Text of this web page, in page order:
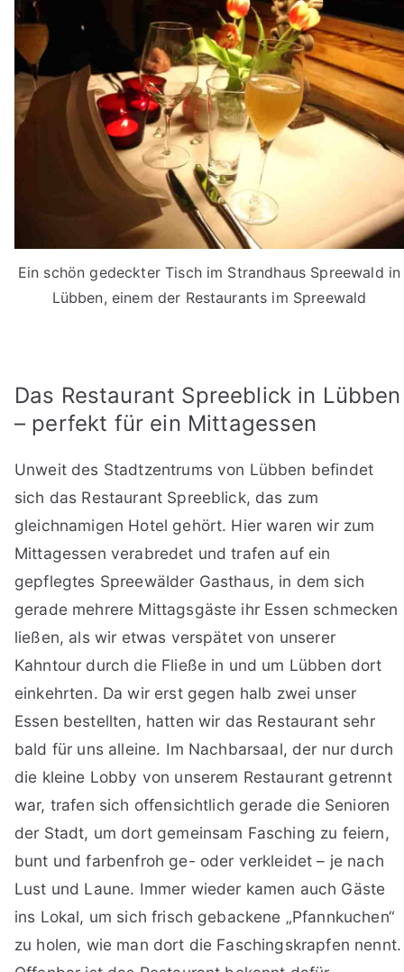
Ein schön gedeckter Tisch im Strandhaus Spreewald in
Lübben, einem der Restaurants im Spreewald
Das Restaurant Spreeblick in Lübben
– perfekt für ein Mittagessen
Unweit des Stadtzentrums von Lübben befindet
sich das Restaurant Spreeblick, das zum
gleichnamigen Hotel gehört. Hier waren wir zum
Mittagessen verabredet und trafen auf ein
gepflegtes Spreewälder Gasthaus, in dem sich
gerade mehrere Mittagsgäste ihr Essen schmecken
ließen, als wir etwas verspätet von unserer
Kahntour durch die Fließe in und um Lübben dort
einkehrten. Da wir erst gegen halb zwei unser
Essen bestellten, hatten wir das Restaurant sehr
bald für uns alleine. Im Nachbarsaal, der nur durch
die kleine Lobby von unserem Restaurant getrennt
war, trafen sich offensichtlich gerade die Senioren
der Stadt, um dort gemeinsam Fasching zu feiern,
bunt und farbenfroh ge- oder verkleidet – je nach
Lust und Laune. Immer wieder kamen auch Gäste
ins Lokal, um sich frisch gebackene „Pfannkuchen“
zu holen, wie man dort die Faschingskrapfen nennt.